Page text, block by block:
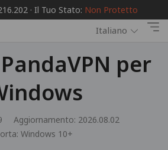
· Il Tuo Stato: Non Protetto
Italiano
per
Aggiornamento: 2026.08.02
Windows 10+